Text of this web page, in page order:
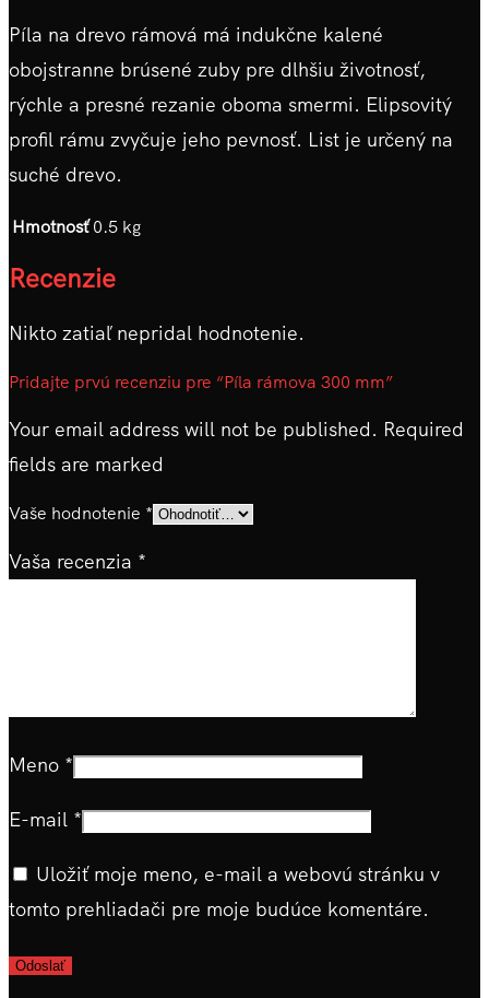
Píla na drevo rámová má indukčne kalené
obojstranne brúsené zuby pre dlhšiu životnosť,
rýchle a presné rezanie oboma smermi. Elipsovitý
profil rámu zvyčuje jeho pevnosť. List je určený na
suché drevo.
Hmotnosť 0.5 kg
Recenzie
Nikto zatiaľ nepridal hodnotenie.
Pridajte prvú recenziu pre “Píla rámova 300 mm”
Your email address will not be published. Required
fields are marked
Vaše hodnotenie *
Vaša recenzia *
Meno *
E-mail *
Uložiť moje meno, e-mail a webovú stránku v
tomto prehliadači pre moje budúce komentáre.